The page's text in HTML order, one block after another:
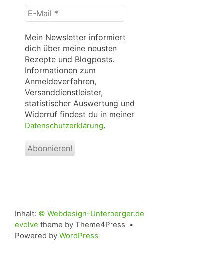
E-
Mail
*
Mein Newsletter informiert
dich über meine neusten
Rezepte und Blogposts.
Informationen zum
Anmeldeverfahren,
Versanddienstleister,
statistischer Auswertung und
Widerruf findest du in meiner
Datenschutzerklärung.
Inhalt: © Webdesign-Unterberger.de
evolve theme by Theme4Press •
Powered by WordPress